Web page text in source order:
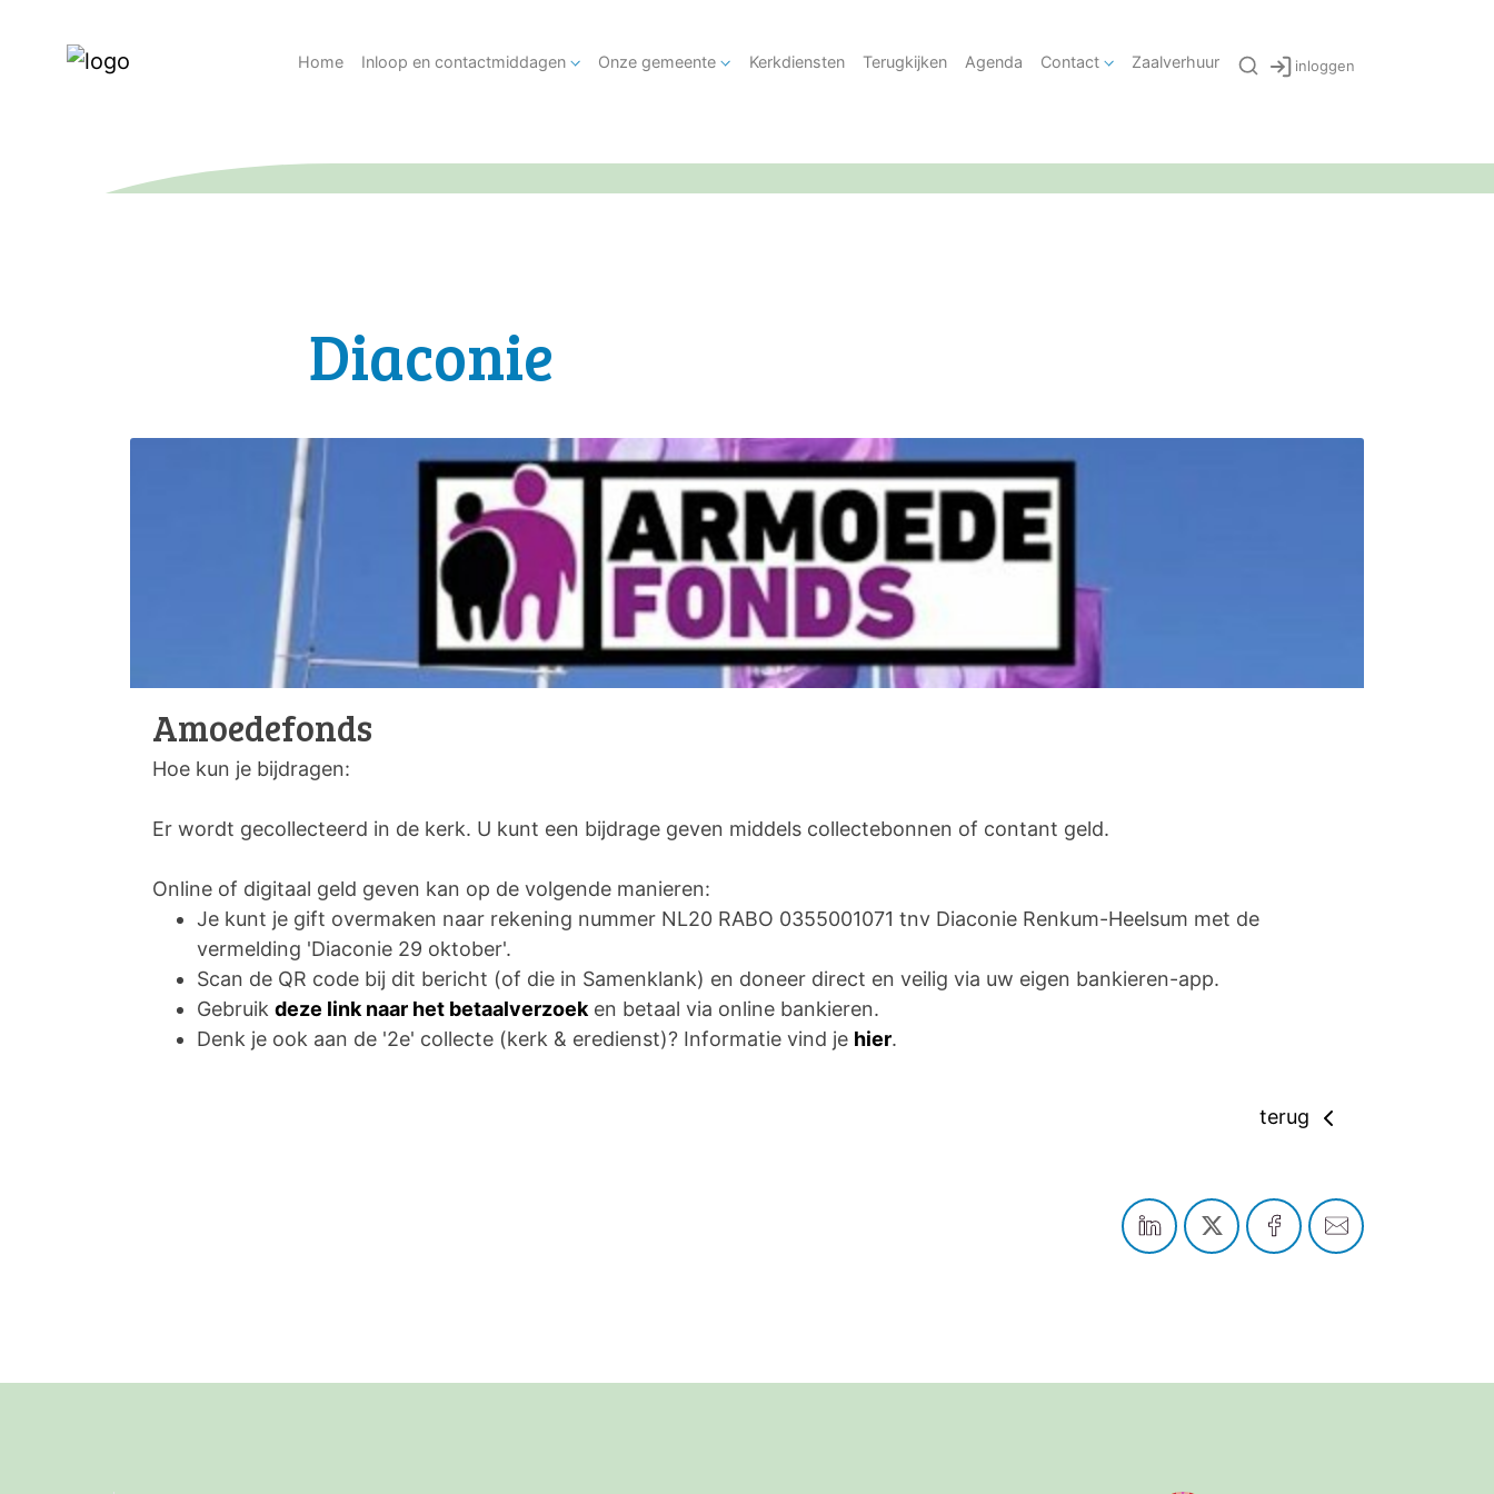
Home Inloop en contactmiddagen Onze gemeente Kerkdiensten Terugkijken Agenda Contact Zaalverhuur inloggen
Diaconie
Amoedefonds
Hoe kun je bijdragen:
Er wordt gecollecteerd in de kerk. U kunt een bijdrage geven middels collectebonnen of contant geld.
Online of digitaal geld geven kan op de volgende manieren:
Je kunt je gift overmaken naar rekening nummer NL20 RABO 0355001071 tnv Diaconie Renkum-Heelsum met de
vermelding 'Diaconie 29 oktober'.
Scan de QR code bij dit bericht (of die in Samenklank) en doneer direct en veilig via uw eigen bankieren-app.
Gebruik deze link naar het betaalverzoek en betaal via online bankieren.
Denk je ook aan de '2e' collecte (kerk & eredienst)? Informatie vind je hier.
terug